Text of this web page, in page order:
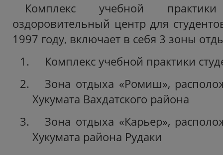
Комплекс учебной
оздоровительный центр для
1997 году, включает в себя 3 зоны
Комплекс учебной практики
Зона отдыха «Ромиш»,
Хукумата Вахдатского района
Зона отдыха «Карьер»,
Хукумата района Рудаки